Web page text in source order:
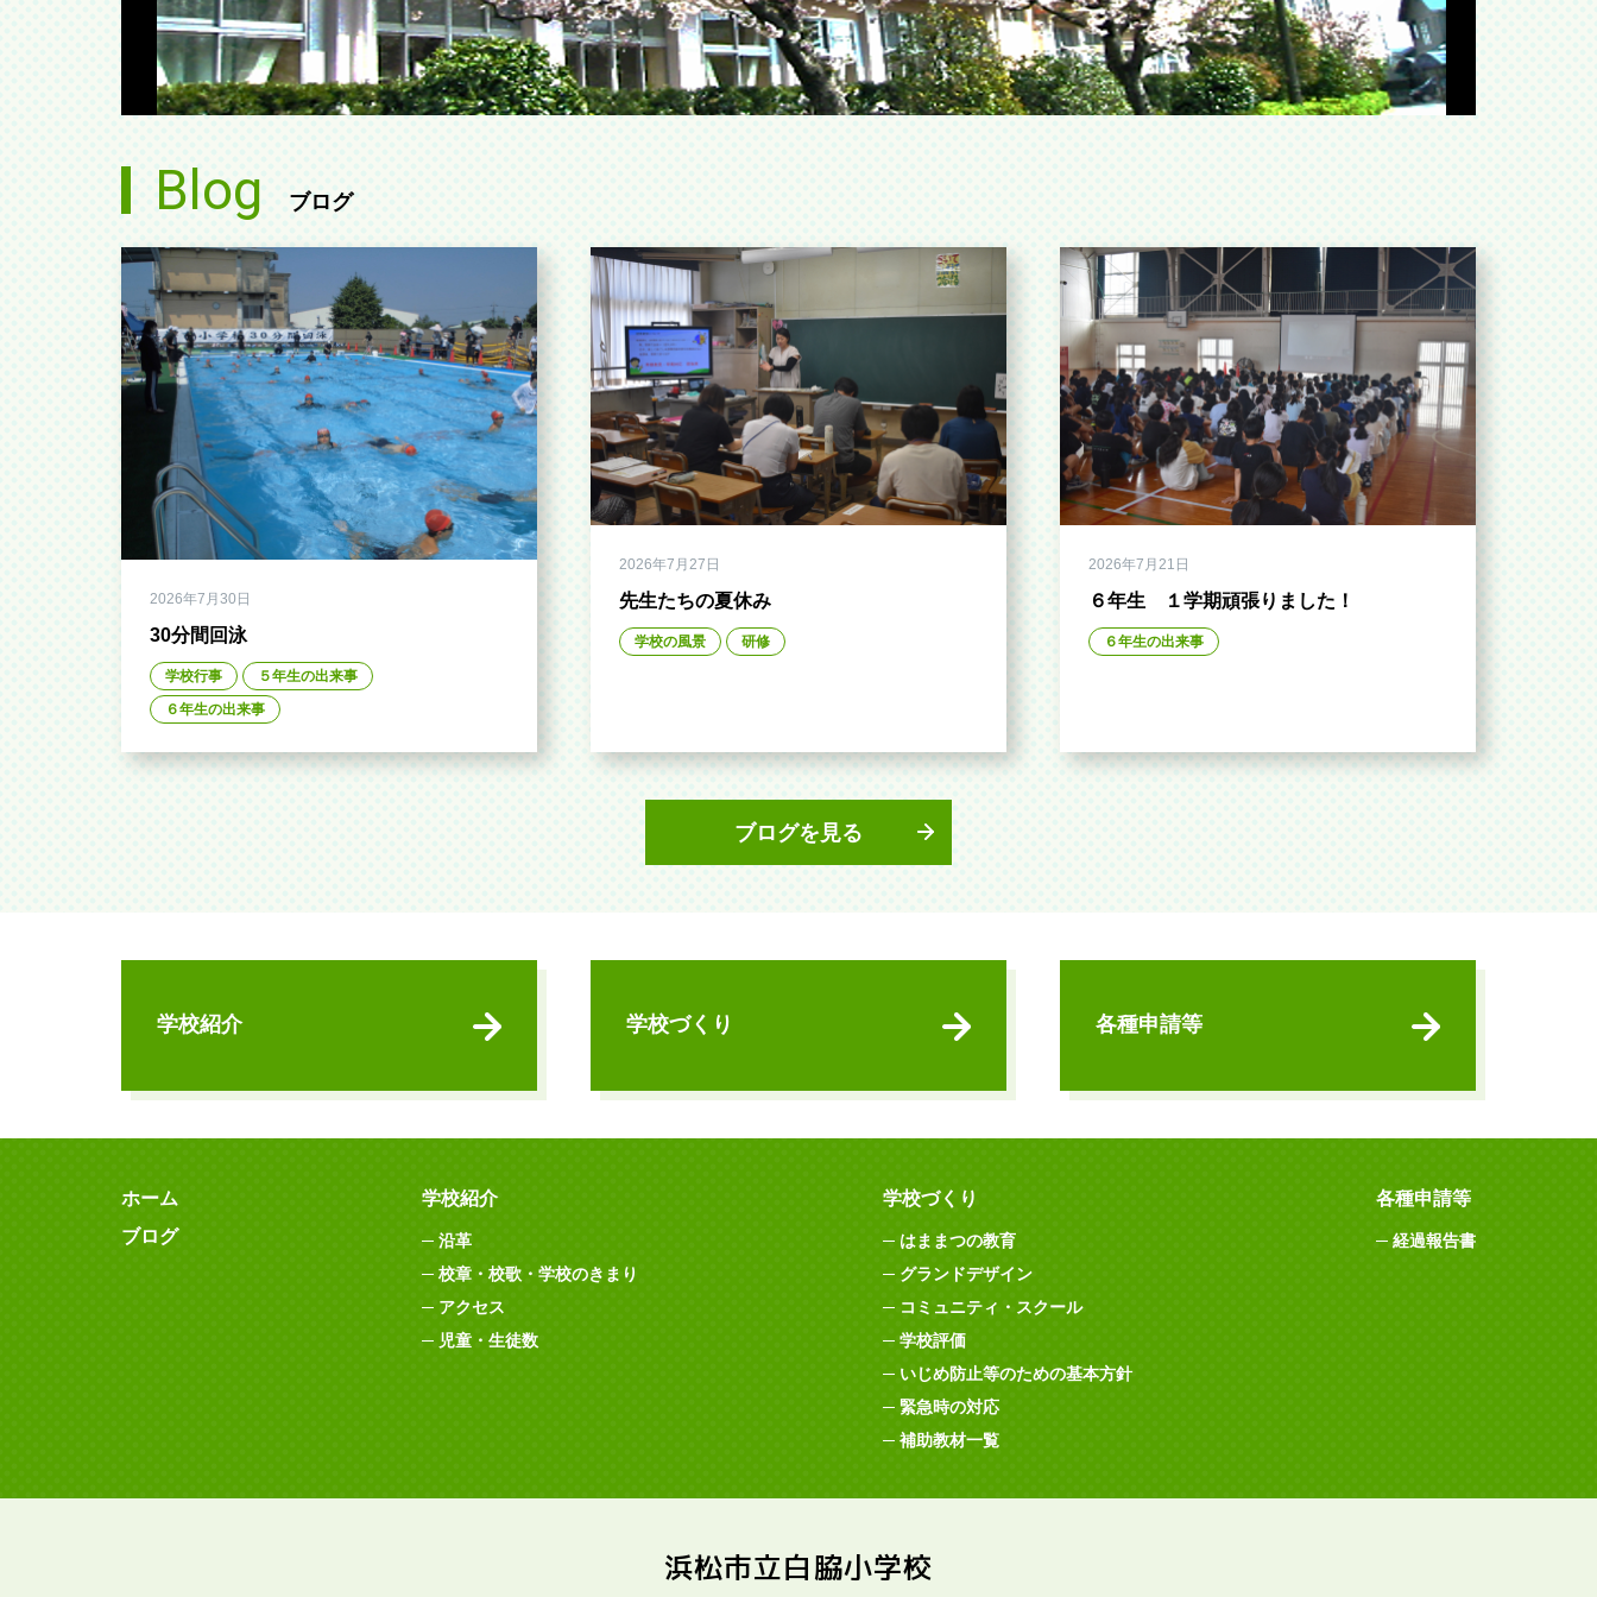
Blog ブログ
2026年7月30日
30分間回泳
学校行事
５年生の出来事
６年生の出来事
2026年7月27日
先生たちの夏休み
学校の風景 研修
2026年7月21日
６年生 １学期頑張りました！
６年生の出来事
ブログを見る
学校紹介 学校づくり 各種申請等
ホーム
ブログ
学校紹介
沿革
校章・校歌・学校のきまり
アクセス
児童・生徒数
学校づくり
はままつの教育
グランドデザイン
コミュニティ・スクール
学校評価
いじめ防止等のための基本方針
緊急時の対応
補助教材一覧
各種申請等
経過報告書
浜松市立白脇小学校